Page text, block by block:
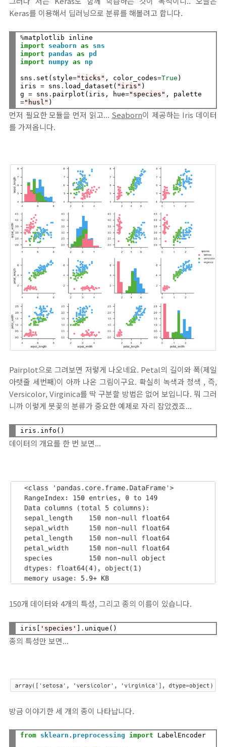
Keras를 이용해서 딥러닝으로 분류를 해볼려고 합니다.
%
import
seaborn as
sns
import
pandas as
pd
import
numpy as np
sns . set(style="ticks" , color_codes=True )
iris = sns . load_dataset( "iris" )
g = sns . pairplot(iris, hue="species" , palette
="husl"
먼저 필요한 모듈을 먼저 읽고... Seaborn이 제공하는 Iris 데이터
를 가져옵니다.
Pairplot으로 그려보면 저렇게 나오네요. Petal의 길이와 폭(제일
아랫줄 세번째)이 아까 나온 그림이구요. 확실히 녹색과 청색 , 즉,
Versicolor, Virginica를 딱 구분할 방법은 없어 보입니다. 뭐 그러
니까 이렇게 붓꽃의 분류가 중요한 예제로 자리 잡았겠죠...
iris .
데이터의 개요를 한 번 보면...
150개 데이터와 4개의 특성, 그리고 종의 이름이 있습니다.
iris[ 'species' .
종의 특성만 보면...
방금 이야기한 세 개의 종이 나타납니다.
from sklearn.preprocessing import LabelEncoder